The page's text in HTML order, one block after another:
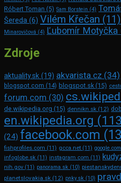
Róbert Toman (5) Sam Bors­tein (4)
Šereda (6) Vilém Křečan (11)
Minarovičová (4) Ľubomír Motyčka
Zdroje
aktuality.sk (19) akvarista.cz (34)
blogspot.com (14) blogspot.sk (15)
forum.com (30)
de.wikipedia.org (15) dennikn.sk (12)
en.wikipedia.org
(24) facebook.com
fishprofiles.com (11) gcca.net (11) google.com
infoglobe.sk (11) instagram.com (11)
nih.gov (11) panorama.sk (10)
planetslovakia.sk (12) pnky.sk (10)